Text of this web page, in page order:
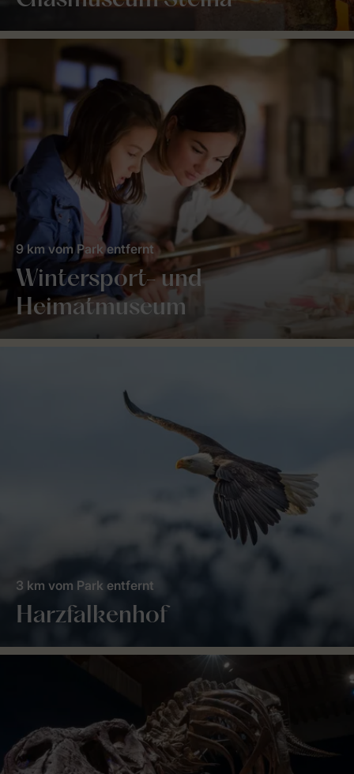
Wintersport- und
Heimatmuseum
9 km vom Park entfernt
Harzfalkenhof
3 km vom Park entfernt